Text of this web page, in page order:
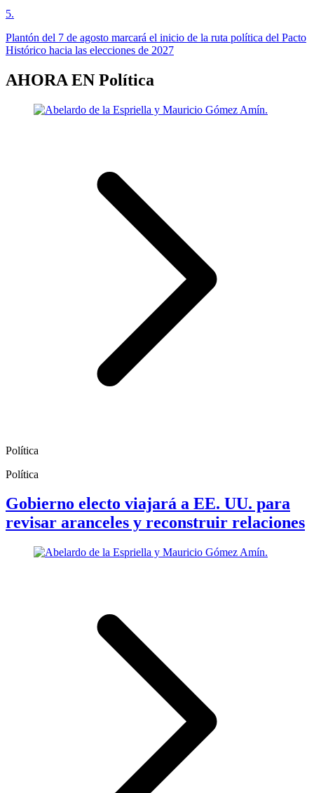
5.
Plantón del 7 de agosto marcará el inicio de la ruta política del Pacto
Histórico hacia las elecciones de 2027
AHORA EN Política
Política
Política
Gobierno electo viajará a EE. UU. para
revisar aranceles y reconstruir relaciones